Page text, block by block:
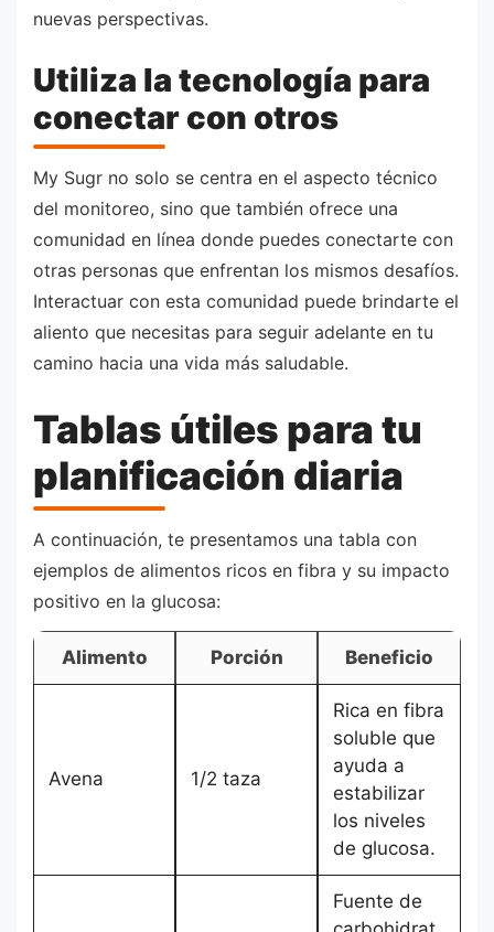
nuevas perspectivas.
Utiliza la tecnología para
conectar con otros
My Sugr no solo se centra en el aspecto técnico
del monitoreo, sino que también ofrece una
comunidad en línea donde puedes conectarte con
otras personas que enfrentan los mismos desafíos.
Interactuar con esta comunidad puede brindarte el
aliento que necesitas para seguir adelante en tu
camino hacia una vida más saludable.
Tablas útiles para tu
planificación diaria
A continuación, te presentamos una tabla con
ejemplos de alimentos ricos en fibra y su impacto
positivo en la glucosa:
Alimento Porción Beneficio
Avena 1/2 taza
Rica en fibra
soluble que
ayuda a
estabilizar
los niveles
de glucosa.
Fuente de